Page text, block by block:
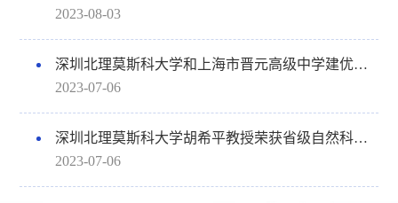
2023-08-03
深圳北理莫斯科大学和上海市晋元高级中学建优秀生源基地，培养高水平创新人才
2023-07-06
深圳北理莫斯科大学胡希平教授荣获省级自然科学奖特等奖
2023-07-06